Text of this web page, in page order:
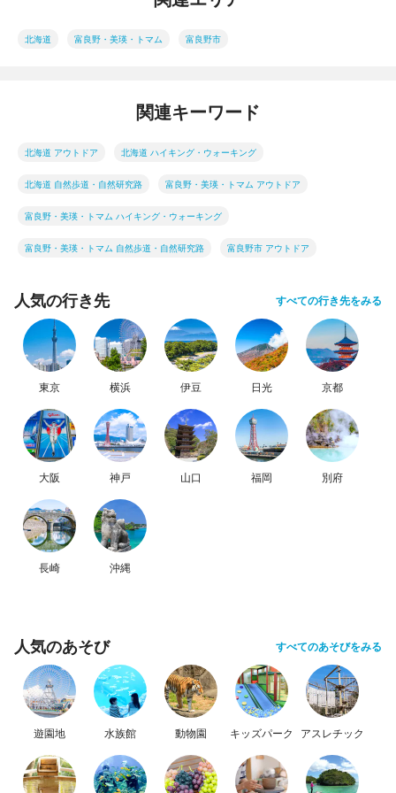
北海道 富良野・美瑛・トマム 富良野市
関連キーワード
北海道 アウトドア 北海道 ハイキング・ウォーキング
北海道 自然歩道・自然研究路 富良野・美瑛・トマム アウトドア
富良野・美瑛・トマム ハイキング・ウォーキング
富良野・美瑛・トマム 自然歩道・自然研究路 富良野市 アウトドア
人気の行き先 すべての行き先をみる
東京 横浜 伊豆 日光 京都
大阪 神戸 山口 福岡 別府
長崎 沖縄
人気のあそび すべてのあそびをみる
遊園地 水族館 動物園 キッズパーク アスレチック